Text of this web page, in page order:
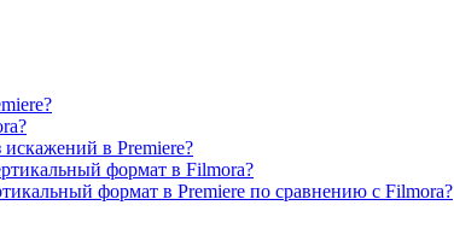
в Premiere?
формат в Filmora?
формат в Premiere по сравнению с Filmora?